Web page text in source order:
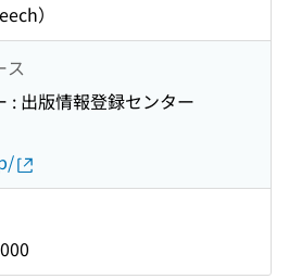
）
ス
: 出版情報登録センター